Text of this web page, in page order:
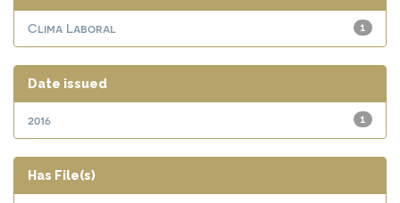
1
Clima Laboral
Date issued
1
2016
Has File(s)